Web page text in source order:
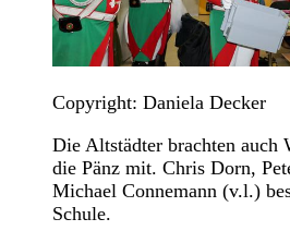
Copyright: Daniela Decker
Die Altstädter brachten auch
die Pänz mit. Chris Dorn,
Michael Connemann (v.l.)
Schule.